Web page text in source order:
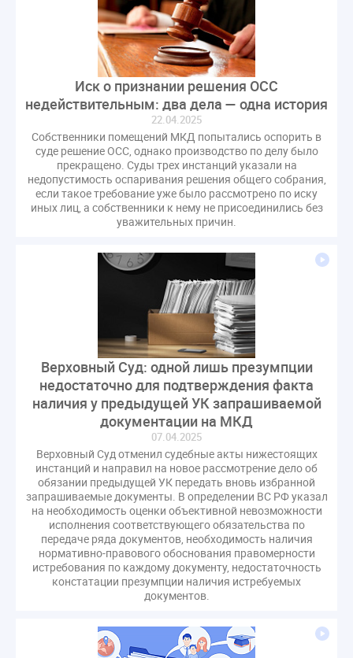
оспаривание ОСС
перелицензирование
плановые проверки
пожарная безопасность
прекращение договора
пристройка
провайдер
прогород
проект постановления
рабочая группа
реестр УК связь
спикер
статистика
страхование МКД
строительство
судебная практика
техническая документация
техпаспорт
требования УК
умный дом
экспертный совет
Иск о признании решения ОСС
недействительным: два дела — одна история
22.04.2025
Собственники помещений МКД попытались оспорить в
суде решение ОСС, однако производство по делу было
прекращено. Суды трех инстанций указали на
недопустимость оспаривания решения общего собрания,
если такое требование уже было рассмотрено по иску
иных лиц, а собственники к нему не присоединились без
уважительных причин.
Верховный Суд: одной лишь презумпции
недостаточно для подтверждения факта
наличия у предыдущей УК запрашиваемой
документации на МКД
07.04.2025
Верховный Суд отменил судебные акты нижестоящих
инстанций и направил на новое рассмотрение дело об
обязании предыдущей УК передать вновь избранной
запрашиваемые документы. В определении ВС РФ указал
на необходимость оценки объективной невозможности
исполнения соответствующего обязательства по
передаче ряда документов, необходимость наличия
нормативно-правового обоснования правомерности
истребования по каждому документу, недостаточность
констатации презумпции наличия истребуемых
документов.